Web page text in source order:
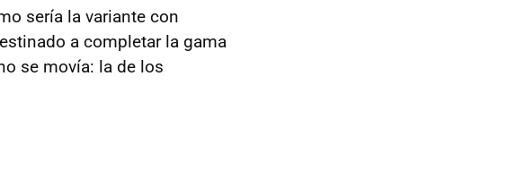
sería la variante con
a completar la gama
se movía: la de los